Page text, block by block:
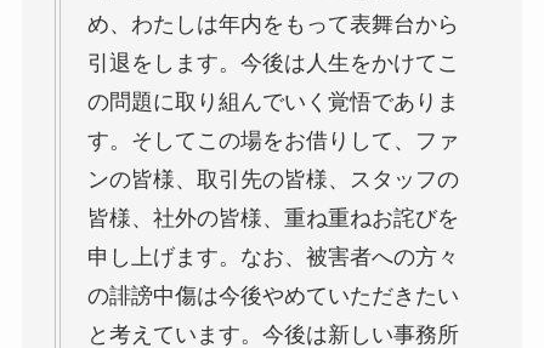
め、わたしは年内をもって表舞台から
引退をします。今後は人生をかけてこ
の問題に取り組んでいく覚悟でありま
す。そしてこの場をお借りして、ファ
ンの皆様、取引先の皆様、スタッフの
皆様、社外の皆様、重ね重ねお詫びを
申し上げます。なお、被害者への方々
の誹謗中傷は今後やめていただきたい
と考えています。今後は新しい事務所